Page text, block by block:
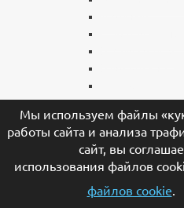
Мы используем файлы
работы сайта и анализа
сайт, вы
использования файлов
файлов cookie.
С ангелом
В форме креста
Со скорбящей
Часовня
Современные
Мемориальные